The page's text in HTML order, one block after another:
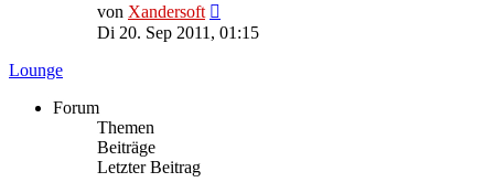
von Xandersoft
Beitrag
Di 20. Sep 2011, 01:15
Lounge
Forum
Themen
Beiträge
Letzter Beitrag